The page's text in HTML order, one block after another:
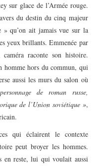
sur glace de l’Armée rouge.
du destin du cinq majeur
qu’on ait jamais vue sur la
yeux brillants. Emmenée par
raconte son histoire.
homme hors du commun, qui
aussi les murs du salon où
de roman russe,
de l’Union soviétique »,
qui éclairent le contexte
peut broyer les hommes.
en reste, lui qui voulait aussi